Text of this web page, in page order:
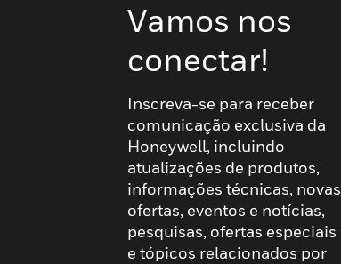
Vamos nos
conectar!
Inscreva-se para receber
comunicação exclusiva da
Honeywell, incluindo
atualizações de produtos,
informações técnicas, novas
ofertas, eventos e notícias,
pesquisas, ofertas especiais
e tópicos relacionados por